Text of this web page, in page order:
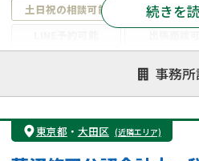
土日祝の相談可能
19時以降電
遺言書作成・遺言執行
相続放
遺産分割
遺留分侵害
相続手続き
銀行手続き
続きを
事務
東京都 ・ 大田区 (近隣エリア)